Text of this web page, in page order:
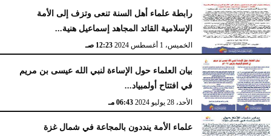
رابطة علماء أهل السنة تنعى وتزف إلى الأمة
الإسلامية القائد المجاهد إسماعيل هنية...
الخميس، 1 أغسطس 2024 12:23 صـ
بيان العلماء حول الإساءة لنبي الله عيسى بن مريم
في افتتاح أولمبياد...
الأحد، 28 يوليو 2024 06:43 مـ
علماء الأمة ينددون بالمجاعة في شمال غزة